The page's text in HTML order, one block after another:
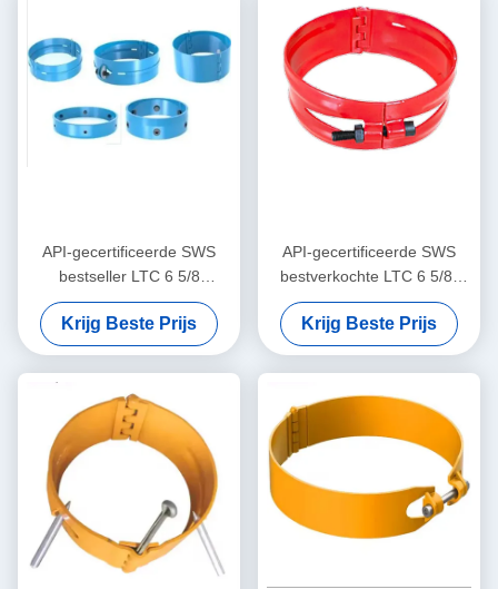
API-gecertificeerde SWS
bestseller LTC 6 5/8
"8.94mm Pin Type Stop
Collar Oil & Gas Casing
Centralizer Tool
Krijg Beste Prijs
API-gecertificeerde SWS
bestverkochte LTC 6 5/8"
10,59 mm pin-type
stopkraag
Centralisatiegereedschap
voor olie- en gasbehuizingen
Krijg Beste Prijs